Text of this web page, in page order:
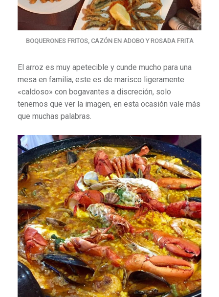
BOQUERONES FRITOS, CAZÓN EN ADOBO Y ROSADA FRITA
El arroz es muy apetecible y cunde mucho para una
mesa en familia, este es de marisco ligeramente
«caldoso» con bogavantes a discreción, solo
tenemos que ver la imagen, en esta ocasión vale más
que muchas palabras.